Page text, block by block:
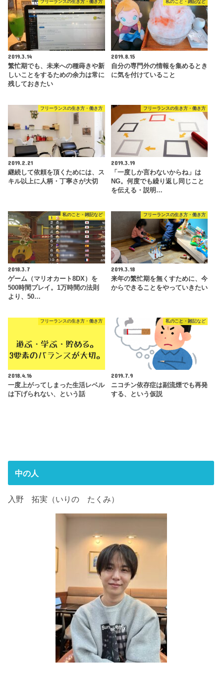
フリーランスの生き方・働き方
2019.3.14
繁忙期でも、未来への種蒔きや新
しいことをするための余力は常に
残しておきたい
私のこと・雑記など
2019.8.15
自分の専門外の情報を集めるとき
に気を付けていること
フリーランスの生き方・働き方
2019.2.21
継続して依頼を頂くためには、ス
キル以上に人柄・丁寧さが大切
フリーランスの生き方・働き方
2019.3.19
「一度しか言わないからね」は
NG。何度でも繰り返し同じこと
を伝える・説明…
私のこと・雑記など
2018.3.7
ゲーム（マリオカート8DX）を
500時間プレイ。1万時間の法則
より、50…
フリーランスの生き方・働き方
2019.3.18
来年の繁忙期を無くすために、今
からできることをやっていきたい
フリーランスの生き方・働き方
2018.4.16
一度上がってしまった生活レベル
は下げられない、という話
私のこと・雑記など
2019.7.9
ニコチン依存症は副流煙でも再発
する、という仮説
中の人
入野 拓実（いりの たくみ）